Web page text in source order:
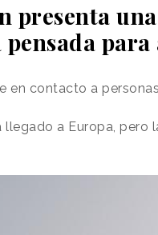
presenta
en contacto a
a Europa, pero